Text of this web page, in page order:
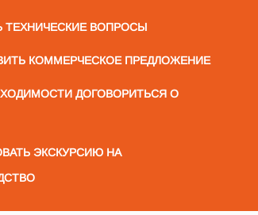
ТЕХНИЧЕСКИЕ ВОПРОСЫ
КОММЕРЧЕСКОЕ ПРЕДЛОЖЕНИЕ
ДОГОВОРИТЬСЯ О
ЭКСКУРСИЮ НА